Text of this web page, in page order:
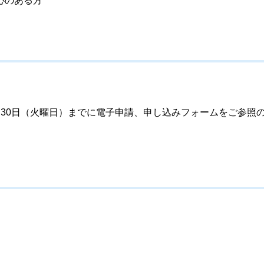
日（火曜日）までに電子申請、申し込みフォームをご参照